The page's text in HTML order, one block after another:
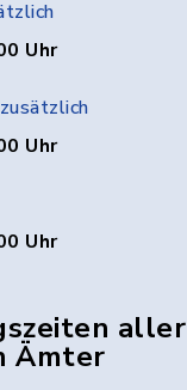
Uhr
Uhr
Uhr
aller
Ämter